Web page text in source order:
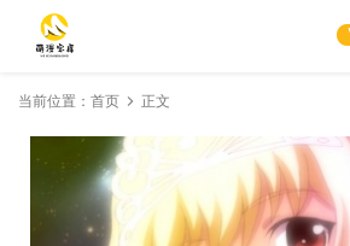
当前位置： 首页 正文